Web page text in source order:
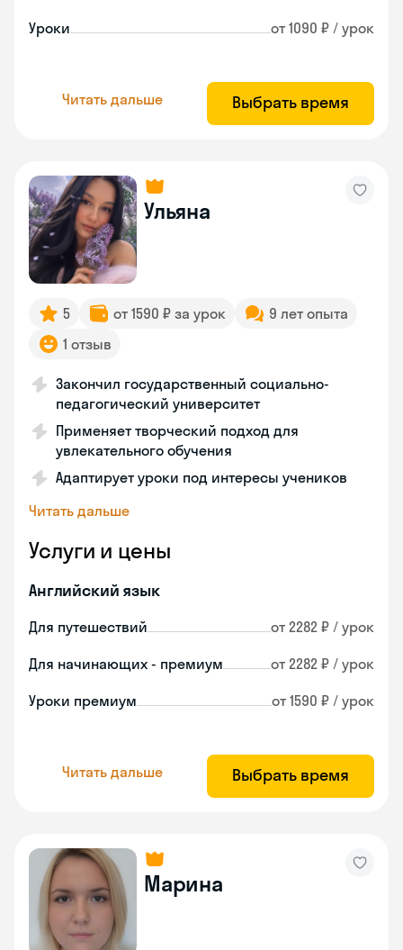
Уроки от 1090 ₽ / урок
Читать дальше Выбрать время
Ульяна
5 от 1590 ₽ за урок
9 лет опыта
1 отзыв
Закончил государственный социально-
педагогический университет
Применяет творческий подход для
увлекательного обучения
Адаптирует уроки под интересы учеников
Читать дальше
Услуги и цены
Английский язык
Для путешествий от 2282 ₽ / урок
Для начинающих - премиум от 2282 ₽ / урок
Уроки премиум от 1590 ₽ / урок
Читать дальше Выбрать время
Марина